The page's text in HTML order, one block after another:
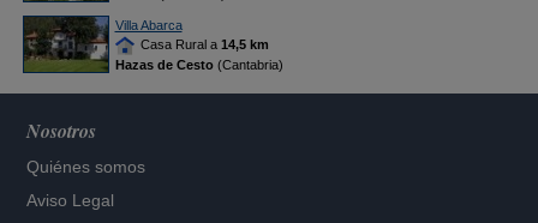
Villa Abarca
Casa Rural a 14,5 km
Hazas de Cesto(Cantabria)
Nosotros
Quiénes somos
Aviso Legal